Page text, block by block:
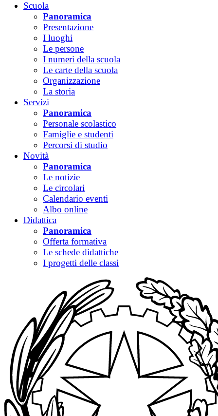
Scuola
Panoramica
Presentazione
I luoghi
Le persone
I numeri della scuola
Le carte della scuola
Organizzazione
La storia
Servizi
Panoramica
Personale scolastico
Famiglie e studenti
Percorsi di studio
Novità
Panoramica
Le notizie
Le circolari
Calendario eventi
Albo online
Didattica
Panoramica
Offerta formativa
Le schede didattiche
I progetti delle classi